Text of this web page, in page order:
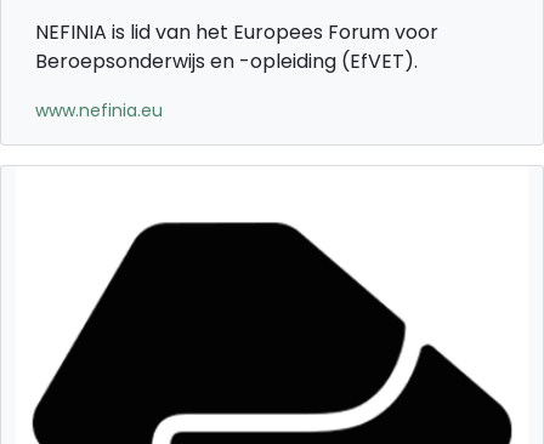
NEFINIA is lid van het Europees Forum voor
Beroepsonderwijs en -opleiding (EfVET).
www.nefinia.eu